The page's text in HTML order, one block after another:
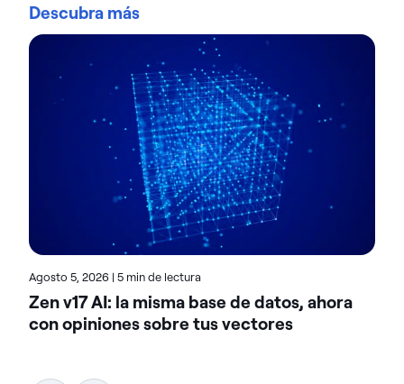
organizaciones confían en las soluciones de
gestión e inteligencia de datos de Actian para
optimizar entornos de datos complejos y acelerar
la entrega de datos preparados para la IA.
Diseñadas para ofrecer flexibilidad, las soluciones
de Actian se integran a la perfección y funcionan de
forma fiable tanto en entornos locales como en la
nube y en entornos híbridos. Obtén más Acerca de
Actian, la división Acerca de Actian datos e IA de
HCL Software, en actian.com.
Descubra más
Agosto 5, 2026 | 5 min de lectura
Zen v17 AI: la misma base de datos, ahora
con opiniones sobre tus vectores